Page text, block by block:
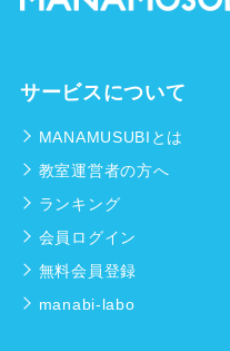
サービスについて
MANAMUSUBIとは
教室運営者の方へ
ランキング
会員ログイン
無料会員登録
manabi-labo